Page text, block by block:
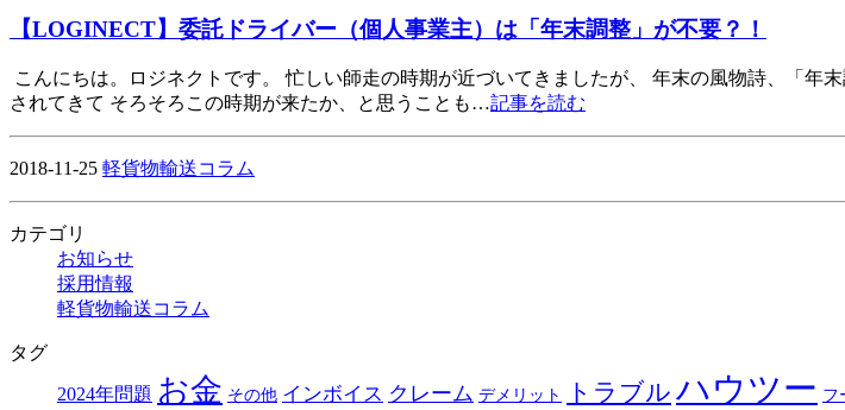
【LOGINECT】委託ドライバー（個人事業主）は「年末調整」が不要？！
こんにちは。ロジネクトです。 忙しい師走の時期が近づいてきましたが、 年末の風物詩、「
されてきて そろそろこの時期が来たか、と思うことも…記事を読む
2018-11-25 軽貨物輸送コラム
カテゴリ
お知らせ
採用情報
軽貨物輸送コラム
タグ
2024年問題 お金 その他 インボイス クレーム デメリット トラブル ハウツー フ